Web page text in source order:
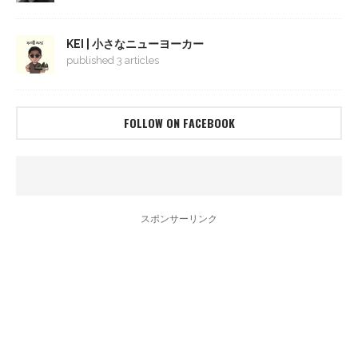
KEI | 小さなニューヨーカー
published 3 articles
FOLLOW ON FACEBOOK
スポンサーリンク